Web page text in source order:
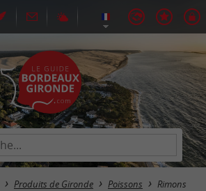
Produits de Gironde Poissons Rimons